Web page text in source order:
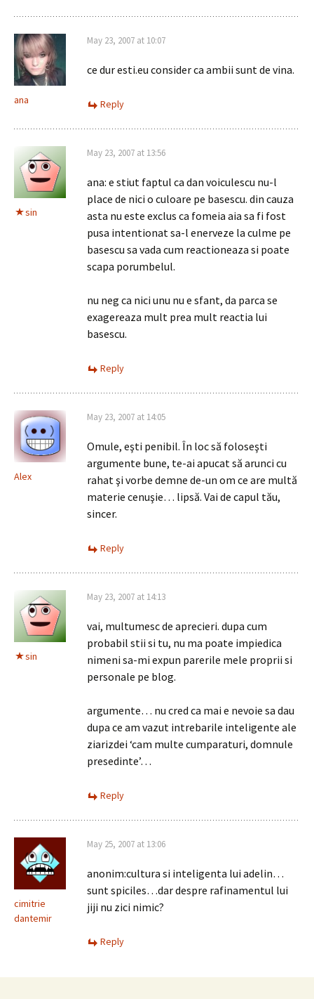
ana
May 23, 2007 at 10:07
ce dur esti.eu consider ca ambii sunt de vina.
Reply
sin
May 23, 2007 at 13:56
ana: e stiut faptul ca dan voiculescu nu-l
place de nici o culoare pe basescu. din cauza
asta nu este exclus ca fomeia aia sa fi fost
pusa intentionat sa-l enerveze la culme pe
basescu sa vada cum reactioneaza si poate
scapa porumbelul.
nu neg ca nici unu nu e sfant, da parca se
exagereaza mult prea mult reactia lui
basescu.
Reply
Alex
May 23, 2007 at 14:05
Omule, eşti penibil. În loc să foloseşti
argumente bune, te-ai apucat să arunci cu
rahat şi vorbe demne de-un om ce are multă
materie cenuşie… lipsă. Vai de capul tău,
sincer.
Reply
sin
May 23, 2007 at 14:13
vai, multumesc de aprecieri. dupa cum
probabil stii si tu, nu ma poate impiedica
nimeni sa-mi expun parerile mele proprii si
personale pe blog.
argumente… nu cred ca mai e nevoie sa dau
dupa ce am vazut intrebarile inteligente ale
ziarizdei ‘cam multe cumparaturi, domnule
presedinte’…
Reply
cimitrie
dantemir
May 25, 2007 at 13:06
anonim:cultura si inteligenta lui adelin…
sunt spiciles…dar despre rafinamentul lui
jiji nu zici nimic?
Reply